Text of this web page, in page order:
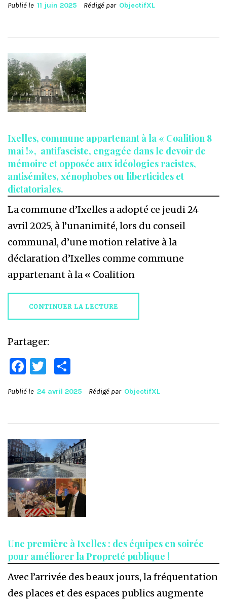
Publié le 11 juin 2025 Rédigé par ObjectifXL
Ixelles, commune appartenant à la « Coalition 8
mai !», antifasciste, engagée dans le devoir de
mémoire et opposée aux idéologies racistes,
antisémites, xénophobes ou liberticides et
dictatoriales.
La commune d’Ixelles a adopté ce jeudi 24
avril 2025, à l’unanimité, lors du conseil
communal, d’une motion relative à la
déclaration d’Ixelles comme commune
appartenant à la « Coalition
CONTINUER LA LECTURE
Partager:
Facebook
Twitter
Publié le 24 avril 2025 Rédigé par ObjectifXL
Une première à Ixelles : des équipes en soirée
pour améliorer la Propreté publique !
Avec l’arrivée des beaux jours, la fréquentation
des places et des espaces publics augmente